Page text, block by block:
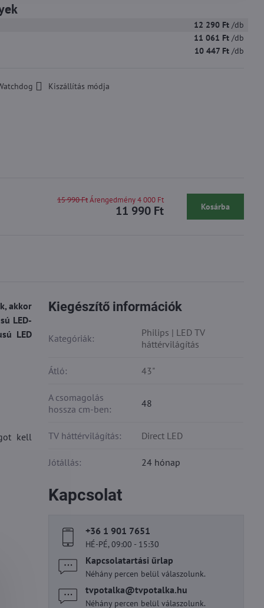
12 290 Ft /db
11 061 Ft /db
10 447 Ft /db
Kiszállítás módja
akkor
LED-
LED
kell
Kiegészítő információk
Kategóriák:
Philips | LED TV
háttérvilágítás
Átló: 43"
A csomagolás
hossza cm-ben:
48
TV háttérvilágítás: Direct LED
Jótállás: 24 hónap
Kapcsolat
+36 1 901 7651
HÉ-PÉ, 09:00 - 15:30
Kapcsolatartási űrlap
Néhány percen belül válaszolunk.
tvpotalka​@tvpotalka​.hu
Néhány percen belül válaszolunk.
11 990 Ft
15 990 Ft Árengedmény 4 000 Ft
Kosárba